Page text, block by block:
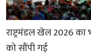
राष्ट्रमंडल खेल 2026
को सौंपी गई